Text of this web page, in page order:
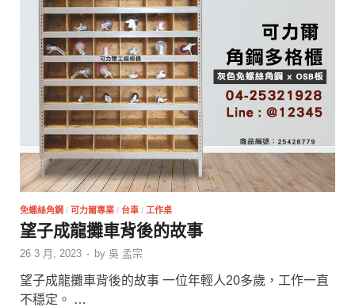
免螺絲角鋼 / 可力爾專業 / 台車 / 工作桌
望子成龍攤車背後的故事
26 3 月, 2023 - by 吳 孟宗
望子成龍攤車背後的故事 一位年輕人20多歲，工作一直
不穩定。 …